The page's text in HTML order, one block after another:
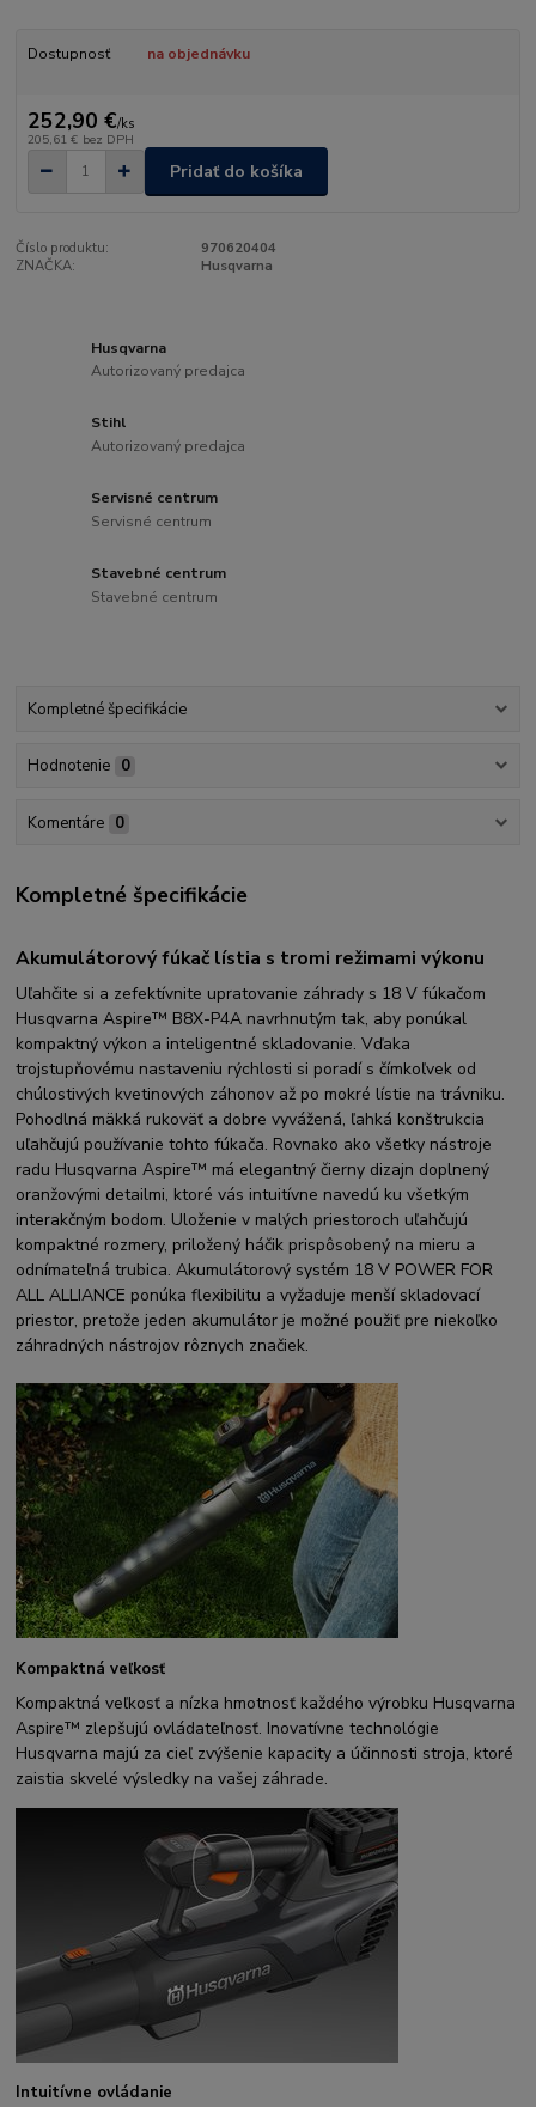
Dostupnosť na objednávku
252,90 €/ks
205,61 € bez DPH
Pridať do košíka
Číslo produktu:
970620404
ZNAČKA:
Husqvarna
Husqvarna
Autorizovaný predajca
Stihl
Autorizovaný predajca
Servisné centrum
Servisné centrum
Stavebné centrum
Stavebné centrum
Kompletné špecifikácie
Hodnotenie 0
Komentáre 0
Kompletné špecifikácie
Akumulátorový fúkač lístia s tromi režimami výkonu
Uľahčite si a zefektívnite upratovanie záhrady s 18 V fúkačom
Husqvarna Aspire™ B8X-P4A navrhnutým tak, aby ponúkal
kompaktný výkon a inteligentné skladovanie. Vďaka
trojstupňovému nastaveniu rýchlosti si poradí s čímkoľvek od
chúlostivých kvetinových záhonov až po mokré lístie na trávniku.
Pohodlná mäkká rukoväť a dobre vyvážená, ľahká konštrukcia
uľahčujú používanie tohto fúkača. Rovnako ako všetky nástroje
radu Husqvarna Aspire™ má elegantný čierny dizajn doplnený
oranžovými detailmi, ktoré vás intuitívne navedú ku všetkým
interakčným bodom. Uloženie v malých priestoroch uľahčujú
kompaktné rozmery, priložený háčik prispôsobený na mieru a
odnímateľná trubica. Akumulátorový systém 18 V POWER FOR
ALL ALLIANCE ponúka flexibilitu a vyžaduje menší skladovací
priestor, pretože jeden akumulátor je možné použiť pre niekoľko
záhradných nástrojov rôznych značiek.
Kompaktná veľkosť
Kompaktná veľkosť a nízka hmotnosť každého výrobku Husqvarna
Aspire™ zlepšujú ovládateľnosť. Inovatívne technológie
Husqvarna majú za cieľ zvýšenie kapacity a účinnosti stroja, ktoré
zaistia skvelé výsledky na vašej záhrade.
Intuitívne ovládanie